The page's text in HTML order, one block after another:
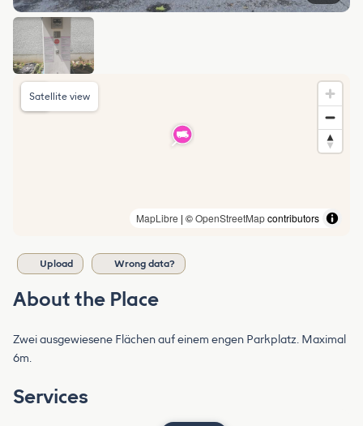
MapLibre | ©OpenStreetMapcontributors
Satellite view
Upload Wrong data?
About the Place
Zwei ausgewiesene Flächen auf einem engen Parkplatz. Maximal
6m.
Services